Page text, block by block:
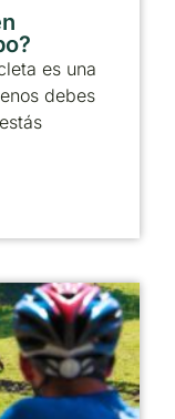
es una
debes